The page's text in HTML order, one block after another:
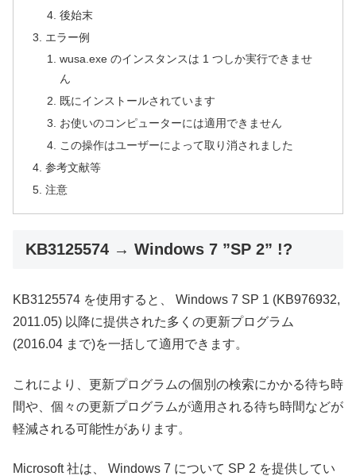
後始末
エラー例
wusa.exe のインスタンスは 1 つしか実行できませ
ん
既にインストールされています
お使いのコンピューターには適用できません
この操作はユーザーによって取り消されました
参考文献等
注意
KB3125574 → Windows 7 ”SP 2” !?
KB3125574 を使用すると、 Windows 7 SP 1 (KB976932,
2011.05) 以降に提供された多くの更新プログラム
(2016.04 まで)を一括して適用できます。
これにより、更新プログラムの個別の検索にかかる待ち時
間や、個々の更新プログラムが適用される待ち時間などが
軽減される可能性があります。
Microsoft 社は、 Windows 7 について SP 2 を提供してい